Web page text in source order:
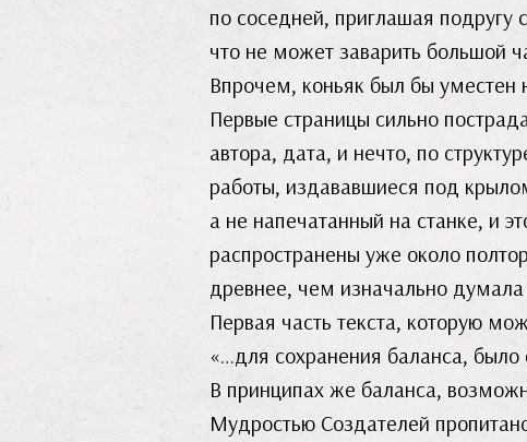
по соседней, приглашая
что не может заварить большой
Впрочем, коньяк был бы уместен
Первые страницы сильно
автора, дата, и нечто, по
работы, издававшиеся под
а не напечатанный на станке, и
распространены уже около
древнее, чем изначально думала
Первая часть текста, которую
«…для сохранения баланса,
В принципах же баланса,
Мудростью Создателей